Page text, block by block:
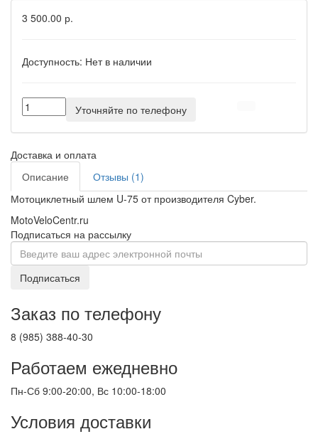
3 500.00 р.
Доступность: Нет в наличии
Уточняйте по телефону
Доставка и оплата
Описание
Отзывы (1)
Мотоциклетный шлем U-75 от производителя Cyber.
MotoVeloCentr.ru
Подписаться на рассылку
Подписаться
Заказ по телефону
8 (985) 388-40-30
Работаем ежедневно
Пн-Сб 9:00-20:00, Вс 10:00-18:00
Условия доставки